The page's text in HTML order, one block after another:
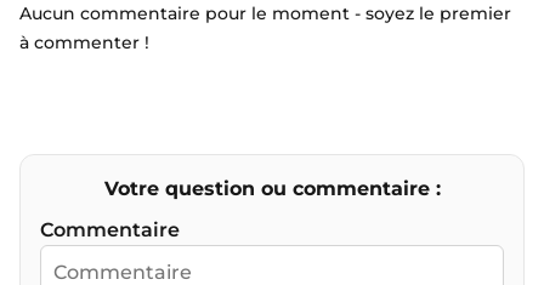
Aucun commentaire pour le moment - soyez le premier
à commenter !
Votre question ou commentaire :
Commentaire